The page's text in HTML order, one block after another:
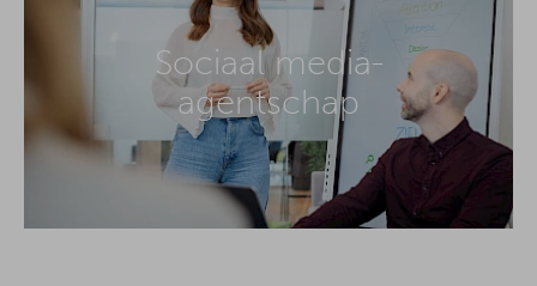
Sociaal media-
agentschap